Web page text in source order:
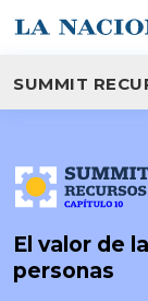
SUMMIT
El valor de
personas